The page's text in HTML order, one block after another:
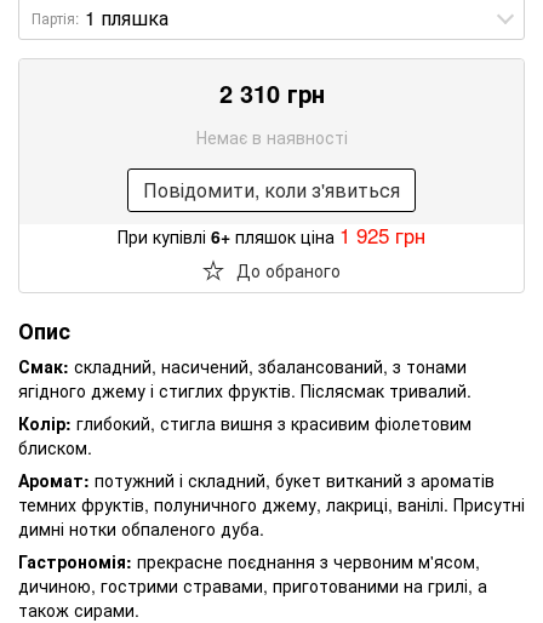
Партія:
2 310 грн
Немає в наявності
Повідомити, коли з'явиться
При купівлі 6+ пляшок ціна 1 925 грн
До обраного
Опис
Смак: складний, насичений, збалансований, з тонами
ягідного джему і стиглих фруктів. Післясмак тривалий.
Колір: глибокий, стигла вишня з красивим фіолетовим
блиском.
Аромат: потужний і складний, букет витканий з ароматів
темних фруктів, полуничного джему, лакриці, ванілі. Присутні
димні нотки обпаленого дуба.
Гастрономія: прекрасне поєднання з червоним м'ясом,
дичиною, гострими стравами, приготованими на грилі, а
також сирами.